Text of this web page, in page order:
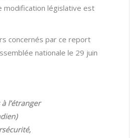
modification législative est
concernés par ce report
nationale le 29 juin